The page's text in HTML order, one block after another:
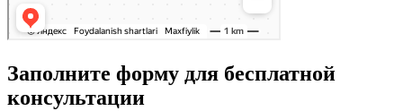
Заполните форму для бесплатной
консультации